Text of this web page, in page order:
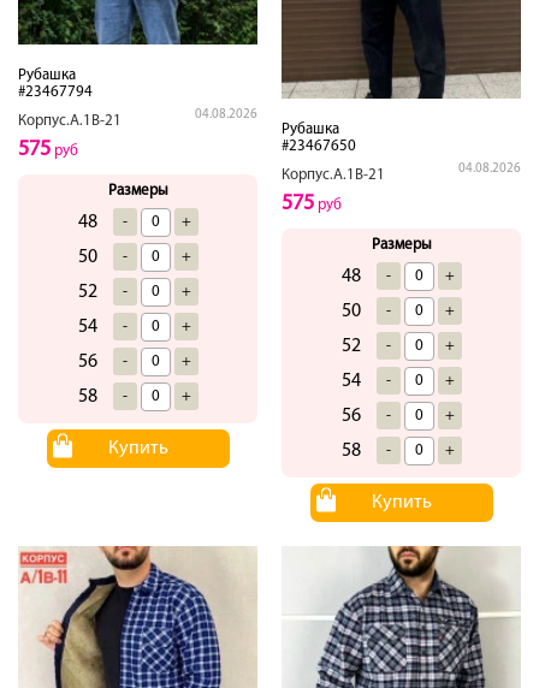
Рубашка
#23467794
Корпус.А.1В-21
04.08.2026
575 руб
Размеры
48 - +
50 - +
52 - +
54 - +
56 - +
58 - +
Купить
Рубашка
#23467650
Корпус.А.1В-21
04.08.2026
575 руб
Размеры
48 - +
50 - +
52 - +
54 - +
56 - +
58 - +
Купить